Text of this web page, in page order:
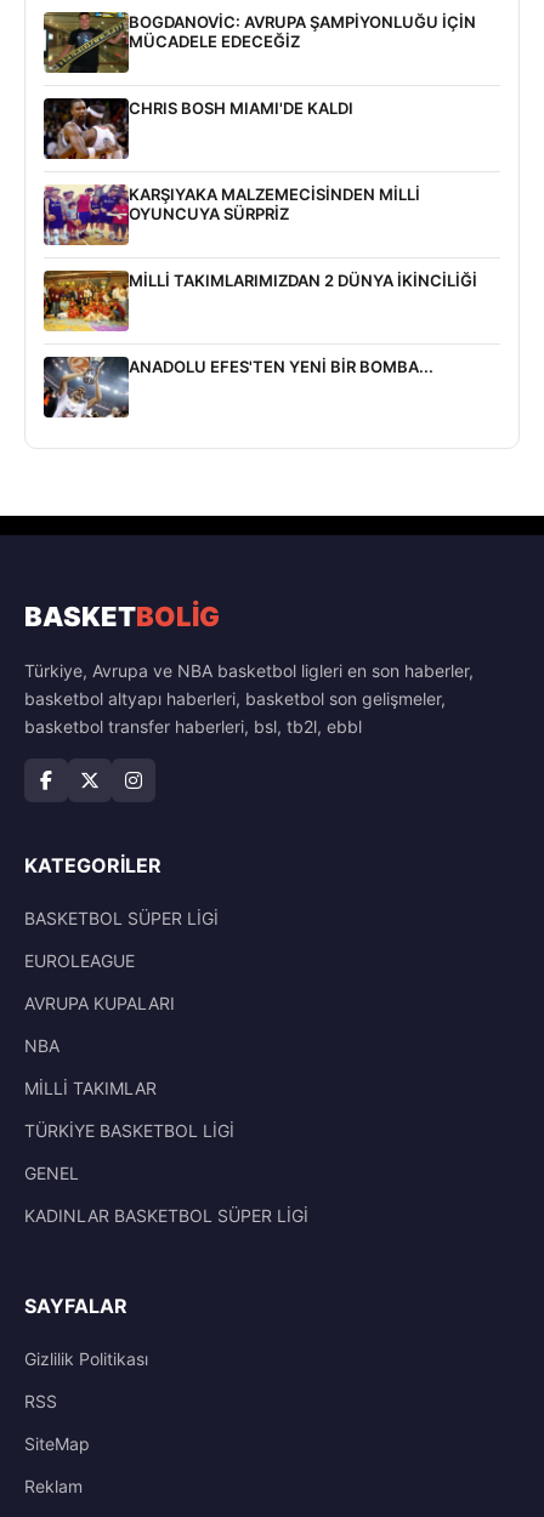
BOGDANOVİC: AVRUPA ŞAMPİYONLUĞU İÇİN
MÜCADELE EDECEĞİZ
CHRIS BOSH MIAMI'DE KALDI
KARŞIYAKA MALZEMECİSİNDEN MİLLİ
OYUNCUYA SÜRPRİZ
MİLLİ TAKIMLARIMIZDAN 2 DÜNYA İKİNCİLİĞİ
ANADOLU EFES'TEN YENİ BİR BOMBA...
BASKETBOLİG
Türkiye, Avrupa ve NBA basketbol ligleri en son haberler,
basketbol altyapı haberleri, basketbol son gelişmeler,
basketbol transfer haberleri, bsl, tb2l, ebbl
KATEGORILER
BASKETBOL SÜPER LİGİ
EUROLEAGUE
AVRUPA KUPALARI
NBA
MİLLİ TAKIMLAR
TÜRKİYE BASKETBOL LİGİ
GENEL
KADINLAR BASKETBOL SÜPER LİGİ
SAYFALAR
Gizlilik Politikası
RSS
SiteMap
Reklam